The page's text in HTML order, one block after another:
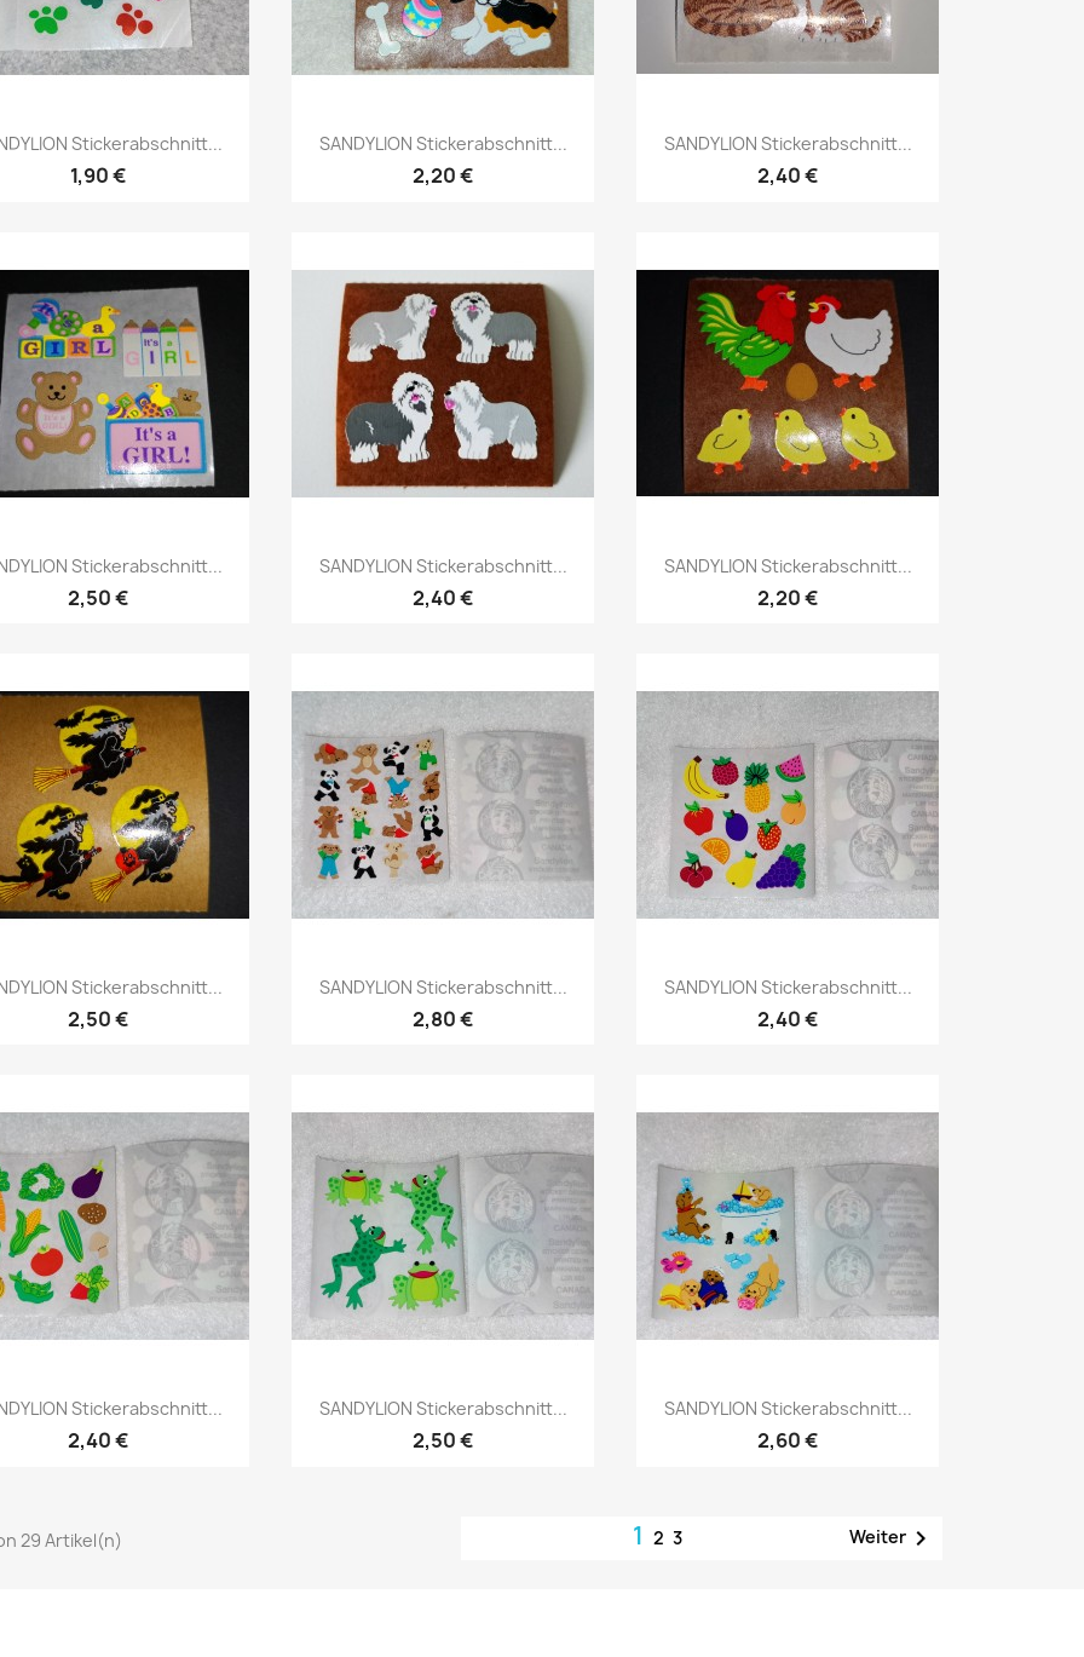
Stickerabschnitt...
1,90 €
SANDYLION Stickerabschnitt...
2,20 €
SANDYLION Stickerabschnitt...
2,40 €
Stickerabschnitt...
2,50 €
SANDYLION Stickerabschnitt...
2,40 €
SANDYLION Stickerabschnitt...
2,20 €
Stickerabschnitt...
2,50 €
SANDYLION Stickerabschnitt...
2,80 €
SANDYLION Stickerabschnitt...
2,40 €
Stickerabschnitt...
2,40 €
SANDYLION Stickerabschnitt...
2,50 €
SANDYLION Stickerabschnitt...
2,60 €
29 Artikel(n) 123 Weiter